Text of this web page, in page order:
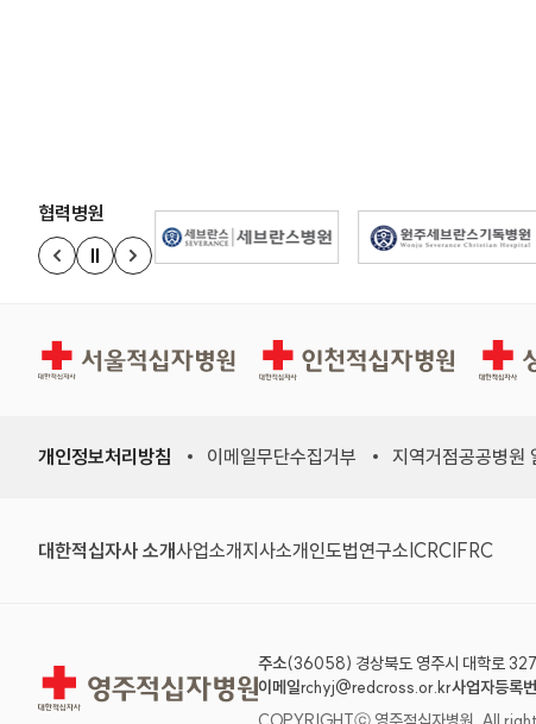
협력병원
이전 슬라이드
정지
다음 슬라이드
경인권역재활병원 인천적십자병원 상주적
개인정보처리방침 이메일무단수집거부 지역거점공공병원
대한적십자사 소개사업소개지사소개 인도법연구소 ICRC IFRC
영주적십자병원
주소(36058) 경상북도 영주시 대학로 327
이메일rchyj@redcross.or.kr사업자등록